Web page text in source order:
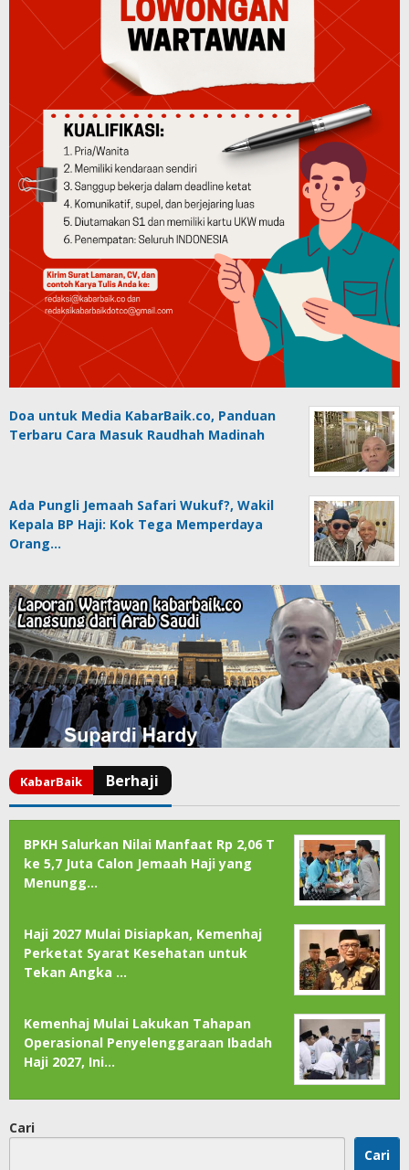
Doa untuk Media KabarBaik.co, Panduan
Terbaru Cara Masuk Raudhah Madinah
Ada Pungli Jemaah Safari Wukuf?, Wakil
Kepala BP Haji: Kok Tega Memperdaya
Orang…
BPKH Salurkan Nilai Manfaat Rp 2,06 T
ke 5,7 Juta Calon Jemaah Haji yang
Menungg…
Haji 2027 Mulai Disiapkan, Kemenhaj
Perketat Syarat Kesehatan untuk
Tekan Angka …
Kemenhaj Mulai Lakukan Tahapan
Operasional Penyelenggaraan Ibadah
Haji 2027, Ini…
Cari
Cari